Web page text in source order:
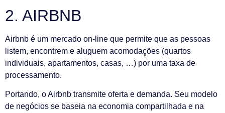
2. AIRBNB
Airbnb é um mercado on-line que permite que as pessoas
listem, encontrem e aluguem acomodações (quartos
individuais, apartamentos, casas, …) por uma taxa de
processamento.
Portando, o Airbnb transmite oferta e demanda. Seu modelo
de negócios se baseia na economia compartilhada e na